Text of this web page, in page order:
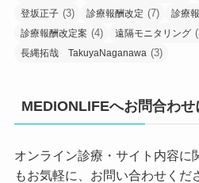
登坂正子 (3) 診療報酬改定 (7) 診療
診療報酬改定案 (4) 遠隔モニタリング
長縄拓哉 TakuyaNaganawa (3)
MEDIONLIFEへお問合わせ
オンライン診療・サイト内容に
もお気軽に、お問い合わせくだ